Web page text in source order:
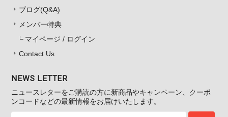
ブログ(Q&A)
メンバー特典
マイページ / ログイン
Contact Us
NEWS LETTER
ニュースレターをご購読の方に新商品やキャンペーン、クーポ
ンコードなどの最新情報をお届けいたします。